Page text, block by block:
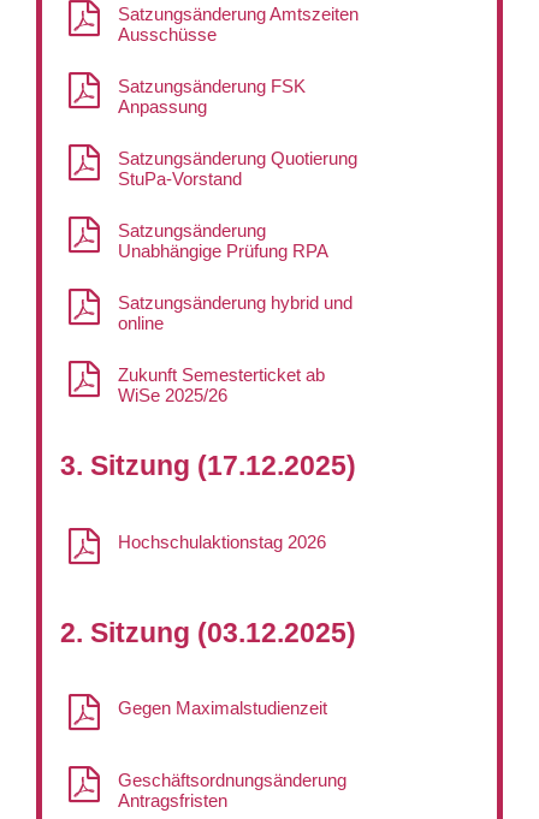
Satzungsänderung Amtszeiten
Ausschüsse
Satzungsänderung FSK
Anpassung
Satzungsänderung Quotierung
StuPa-Vorstand
Satzungsänderung
Unabhängige Prüfung RPA
Satzungsänderung hybrid und
online
Zukunft Semesterticket ab
WiSe 2025/26
3. Sitzung (17.12.2025)
Hochschulaktionstag 2026
2. Sitzung (03.12.2025)
Gegen Maximalstudienzeit
Geschäftsordnungsänderung
Antragsfristen